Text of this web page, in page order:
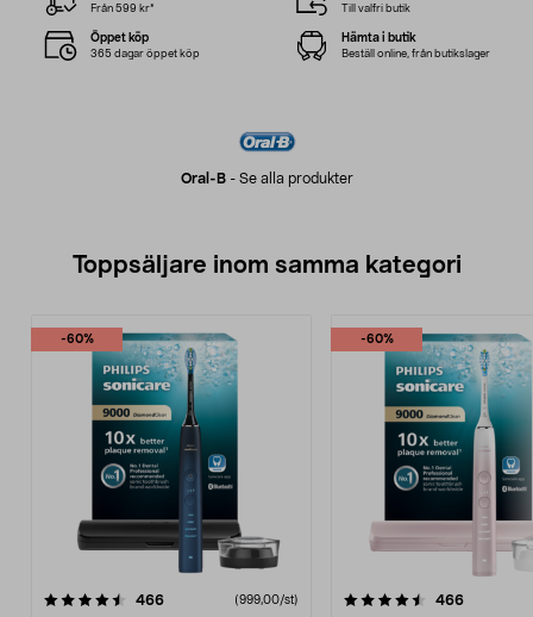
Oral-B- Se alla produkter
Från 599 kr* Till valfri butik
Öppet köp
365 dagar öppet köp
Hämta i butik
Beställ online, från butikslager
Toppsäljare inom samma kategori
-60%
466recensioner(999,00/st)
-60%
4.5 av 5 stjärnor 466
4.5 av 5 stjärnor